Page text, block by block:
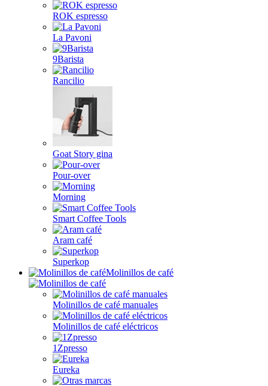
ROK espresso
La Pavoni
9Barista
Rancilio
Goat Story gina
Pour-over
Morning
Smart Coffee Tools
Aram café
Superkop
Molinillos de café
Molinillos de café manuales
Molinillos de café eléctricos
1Zpresso
Eureka